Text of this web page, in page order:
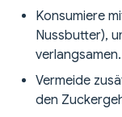
Konsumiere
Nussbutter),
verlangsamen.
Vermeide
den